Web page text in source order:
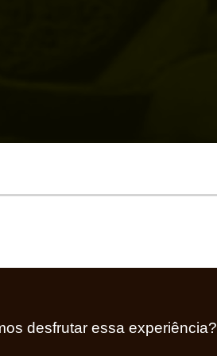
desfrutar essa experiência?